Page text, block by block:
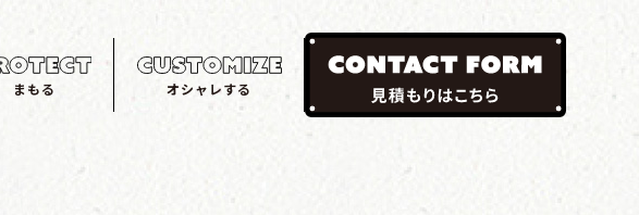
まもる オシャレする